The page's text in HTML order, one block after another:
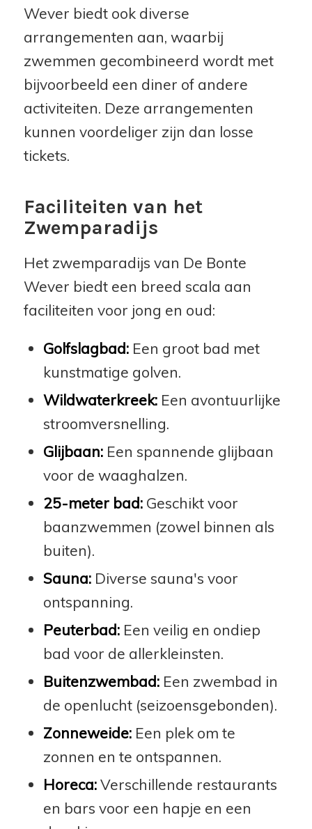
Wever biedt ook diverse
arrangementen aan, waarbij
zwemmen gecombineerd wordt met
bijvoorbeeld een diner of andere
activiteiten. Deze arrangementen
kunnen voordeliger zijn dan losse
tickets.
Faciliteiten van het
Zwemparadijs
Het zwemparadijs van De Bonte
Wever biedt een breed scala aan
faciliteiten voor jong en oud:
Golfslagbad:Een groot bad met
kunstmatige golven.
Wildwaterkreek:Een avontuurlijke
stroomversnelling.
Glijbaan:Een spannende glijbaan
voor de waaghalzen.
25-meter bad:Geschikt voor
baanzwemmen (zowel binnen als
buiten).
Sauna:Diverse sauna's voor
ontspanning.
Peuterbad:Een veilig en ondiep
bad voor de allerkleinsten.
Buitenzwembad:Een zwembad in
de openlucht (seizoensgebonden).
Zonneweide:Een plek om te
zonnen en te ontspannen.
Horeca:Verschillende restaurants
en bars voor een hapje en een